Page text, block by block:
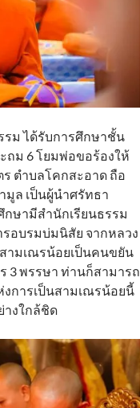
รม ได้รับการศึกษาชั้น
ถม 6 โยมพ่อขอร้องให้
ตำบลโคกสะอาด ถือ
ล เป็นผู้นำศรัทธา
ษามีสำนักเรียนธรรม
อบรมบ่มนิสัย จากหลวง
ามเณรน้อยเป็นคนขยัน
3 พรรษา ท่านก็สามารถ
งการเป็นสามเณรน้อยนี้
งใกล้ชิด